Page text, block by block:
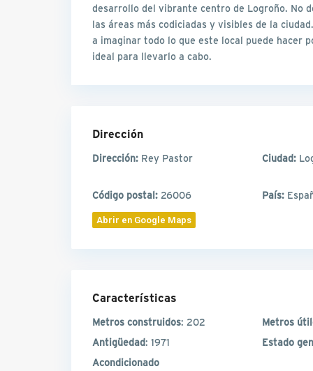
desarrollo del vibrante centro de Logroño. No
las áreas más codiciadas y visibles de la
a imaginar todo lo que este local puede hacer
ideal para llevarlo a cabo.
Dirección
Dirección: Rey Pastor Ciudad:
Código postal: 26006 País:
Abrir en Google Maps
Características
Metros construidos: 202
Metros
Antigüedad: 1971
Estado
Acondicionado